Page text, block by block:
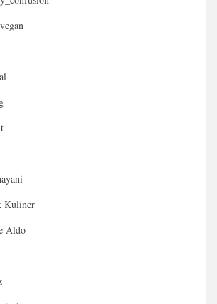
Kuliner
Aldo